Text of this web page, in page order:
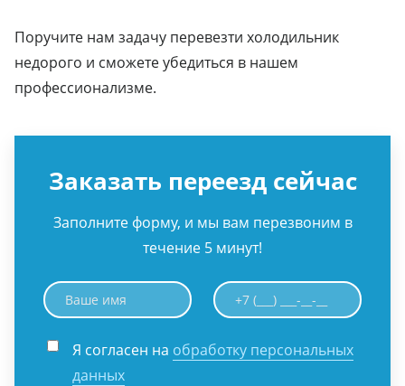
Поручите нам задачу перевезти холодильник
недорого и сможете убедиться в нашем
профессионализме.
Заказать переезд сейчас
Заполните форму, и мы вам перезвоним в
течение 5 минут!
Я согласен на обработку персональных
данных